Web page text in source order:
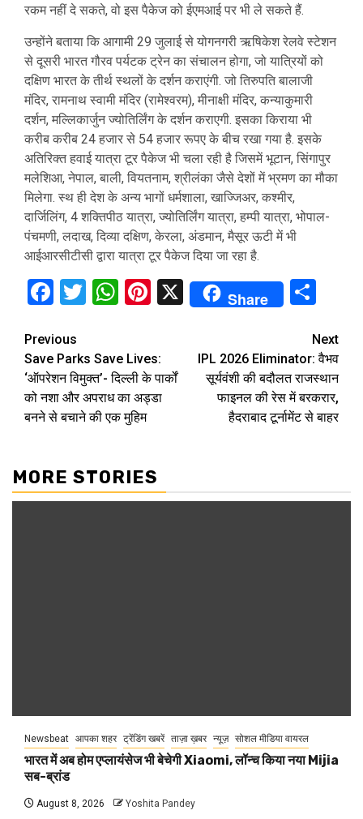
रकम नहीं दे सकते, वो इस पैकेज को ईएमआई पर भी ले सकते हैं.
उन्होंने बताया कि आगामी 29 जुलाई से योगनगरी ऋषिकेश रेलवे स्टेशन
से दूसरी भारत गौरव पर्यटक ट्रेन का संचालन होगा, जो यात्रियों को
दक्षिण भारत के तीर्थ स्थलों के दर्शन कराएंगी. जो तिरुपति बालाजी
मंदिर, रामनाथ स्वामी मंदिर (रामेश्वरम), मीनाक्षी मंदिर, कन्याकुमारी
दर्शन, मल्लिकार्जुन ज्योतिर्लिंग के दर्शन कराएगी. इसका किराया भी
करीब करीब 24 हजार से 54 हजार रूपए के बीच रखा गया है. इसके
अतिरिक्त हवाई यात्रा टूर पैकेज भी चला रही है जिसमें भूटान, सिंगापुर
मलेशिआ, नेपाल, बाली, वियतनाम, श्रीलंका जैसे देशों में भ्रमण का मौका
मिलेगा. स्थ ही देश के अन्य भागों धर्मशाला, खाज्जिअर, कश्मीर,
दार्जिलिंग, 4 शक्तिपीठ यात्रा, ज्योतिर्लिंग यात्रा, हम्पी यात्रा, भोपाल-
पंचमणी, लदाख, दिव्या दक्षिण, केरला, अंडमान, मैसूर ऊटी में भी
आईआरसीटीसी द्वारा यात्रा टूर पैकेज दिया जा रहा है.
Facebook
Twitter
WhatsApp
Pinterest
X Share
Continue
Reading
Previous
Save Parks Save Lives:
‘ऑपरेशन विमुक्त’- दिल्ली के पार्कों
को नशा और अपराध का अड्डा
बनने से बचाने की एक मुहिम
Next
IPL 2026 Eliminator: वैभव
सूर्यवंशी की बदौलत राजस्थान
फाइनल की रेस में बरकरार,
हैदराबाद टूर्नामेंट से बाहर
MORE STORIES
Newsbeat आपका शहर ट्रेंडिंग खबरें ताज़ा ख़बर न्यूज़ सोशल मीडिया वायरल
भारत में अब होम एप्लायंसेज भी बेचेगी Xiaomi, लॉन्च किया नया Mijia
सब-ब्रांड
August 8, 2026 Yoshita Pandey